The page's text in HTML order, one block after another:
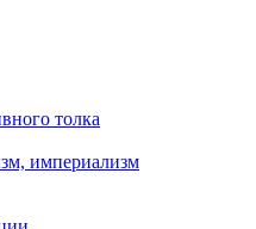
толка
империализм